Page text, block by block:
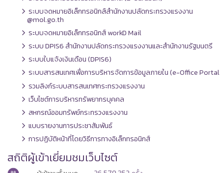
ระบบจดหมายอิเล็กทรอนิกส์สำนักงานปลัดกระทรวงแรงงาน
@mol.go.th
ระบบจดหมายอิเล็กทรอนิกส์ workD Mail
ระบบ DPIS6 สำนักงานปลัดกระทรวงแรงงานและสำนักงานรัฐมนตรี
ระบบใบแจ้งเงินเดือน (DPIS6)
ระบบสารสนเทศเพื่อการบริหารจัดการข้อมูลภายใน (e-Office
รวมลิงก์ระบบสารสนเทศกระทรวงแรงงาน
เว็บไซต์การบริหารทรัพยากรบุคคล
สหกรณ์ออมทรัพย์กระทรวงแรงงาน
แบบรายงานการประชาสัมพันธ์
การปฏิบัติหน้าที่โดยวิธีการทางอิเล็กทรอนิกส์
สถิติผู้เข้าเยี่ยมชมเว็บไซต์